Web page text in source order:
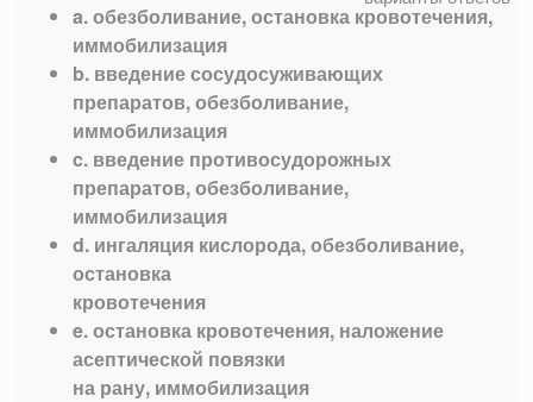
a. обезболивание, остановка кровотечения,
иммобилизация
b. введение сосудосуживающих
препаратов, обезболивание,
иммобилизация
c. введение противосудорожных
препаратов, обезболивание,
иммобилизация
d. ингаляция кислорода, обезболивание,
остановка
кровотечения
e. остановка кровотечения, наложение
асептической повязки
на рану, иммобилизация